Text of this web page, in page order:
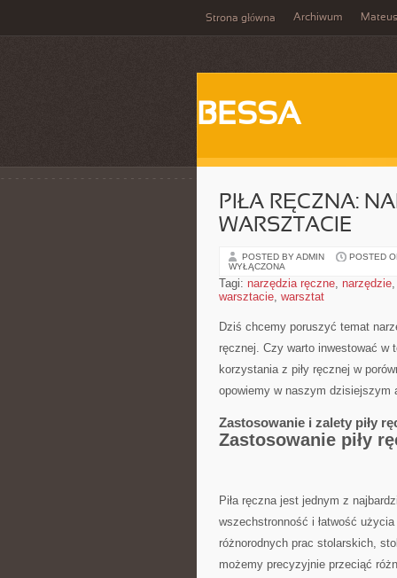
Strona główna Archiwum
BESSA
PIŁA RĘCZNA:
WARSZTACIE
POSTED BY ADMIN POSTED
WYŁĄCZONA
Tagi: narzędzia ręczne, narzędzie,
warsztacie, warsztat
Dziś chcemy poruszyć temat
ręcznej. Czy warto inwestować w
korzystania z piły ręcznej w
opowiemy ⁢w⁤ naszym dzisiejszym
Zastosowanie i zalety piły
Zastosowanie piły
Piła ręczna jest jednym z
wszechstronność i łatwość
różnorodnych prac‌ stolarskich,
możemy precyzyjnie przeciąć